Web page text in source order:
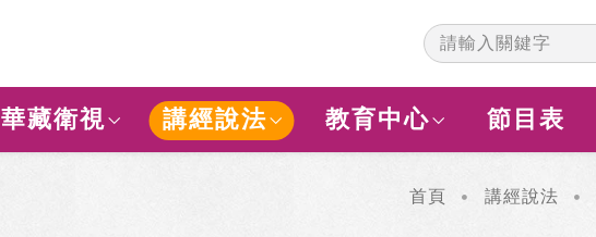
華藏衛視 講經說法 教育中心 節目表
首頁 講經說法